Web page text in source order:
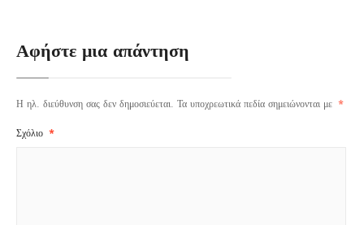
Αφήστε μια απάντηση
Η ηλ. διεύθυνση σας δεν δημοσιεύεται. Τα υποχρεωτικά πεδία σημειώνονται με *
Σχόλιο *